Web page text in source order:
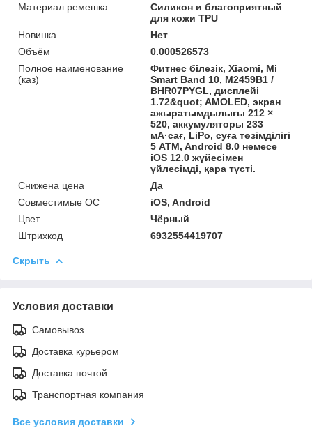
Материал ремешка
Силикон и благоприятный
для кожи TPU
Новинка
Нет
Объём
0.000526573
Полное наименование
(каз)
Фитнес білезік, Xiaomi, Mi
Smart Band 10, M2459B1 /
BHR07PYGL, дисплейі
1.72&quot; AMOLED, экран
ажыратымдылығы 212 ×
520, аккумуляторы 233
мА·сағ, LiPo, суға төзімділігі
5 ATM, Android 8.0 немесе
iOS 12.0 жүйесімен
үйлесімді, қара түсті.
Снижена цена
Да
Совместимые ОС
iOS, Android
Цвет
Чёрный
Штрихкод
6932554419707
Скрыть
Условия доставки
Самовывоз
Доставка курьером
Доставка почтой
Транспортная компания
Все условия доставки